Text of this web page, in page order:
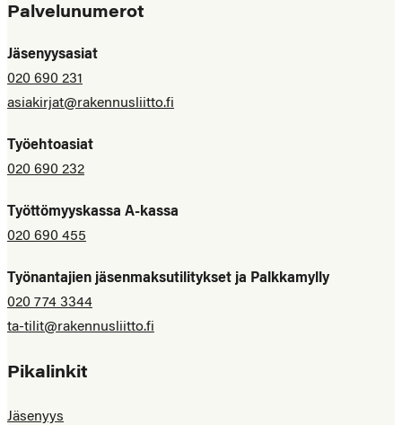
Palvelunumerot
Jäsenyysasiat
020 690 231
asiakirjat@rakennusliitto.fi
Työehtoasiat
020 690 232
Työttömyyskassa A-kassa
020 690 455
Työnantajien jäsenmaksutilitykset ja Palkkamylly
020 774 3344
ta-tilit@rakennusliitto.fi
Pikalinkit
Jäsenyys